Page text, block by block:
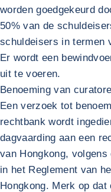
worden goedgekeurd
50% van de
schuldeisers in termen
Er wordt een
uit te voeren.
Benoeming van
Een verzoek tot
rechtbank wordt
dagvaarding aan een
van Hongkong,
in het Reglement van
Hongkong. Merk op